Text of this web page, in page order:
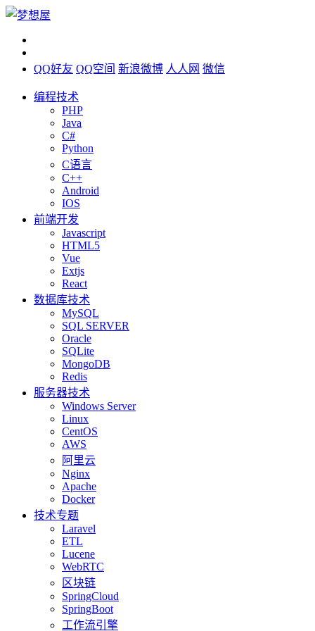
QQ好友 QQ空间 新浪微博 人人网 微信
编程技术
PHP
Java
C#
Python
C语言
C++
Android
IOS
前端开发
Javascript
HTML5
Vue
Extjs
React
数据库技术
MySQL
SQL SERVER
Oracle
SQLite
MongoDB
Redis
服务器技术
Windows Server
Linux
CentOS
AWS
阿里云
Nginx
Apache
Docker
技术专题
Laravel
ETL
Lucene
WebRTC
区块链
SpringCloud
SpringBoot
工作流引擎